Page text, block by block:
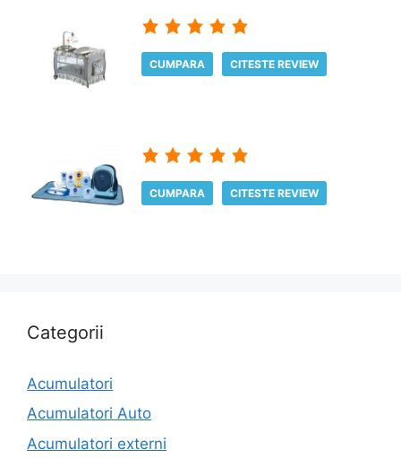
CUMPARA CITESTE REVIEW
CUMPARA CITESTE REVIEW
Categorii
Acumulatori
Acumulatori Auto
Acumulatori externi